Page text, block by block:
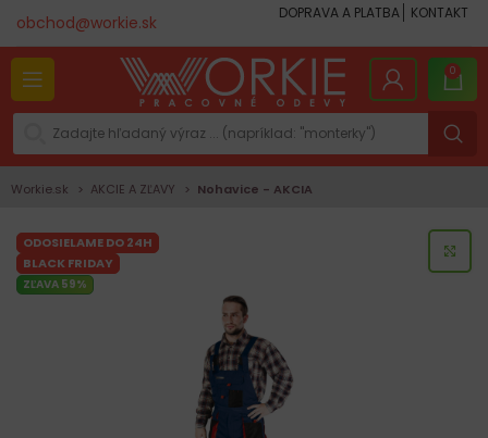
obchod@workie.sk DOPRAVA A PLATBA KONTAKT
0
Workie.sk AKCIE A ZĽAVY Nohavice - AKCIA
ODOSIELAME DO 24H
BLACK FRIDAY
ZĽAVA 59%